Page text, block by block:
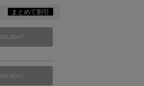
まとめて割引
SOLDOUT
SOLDOUT